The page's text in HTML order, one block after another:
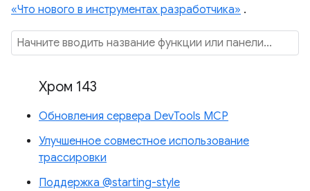
«Что нового в инструментах разработчика» .
Хром 143
Обновления сервера DevTools MCP
Улучшенное совместное использование
трассировки
Поддержка @starting-style